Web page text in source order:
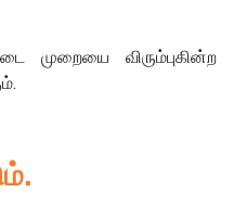
முறையை விரும்புகின்ற